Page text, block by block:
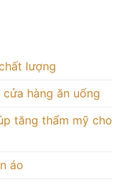
lượng
hàng ăn uống
tăng thẩm mỹ cho
áo